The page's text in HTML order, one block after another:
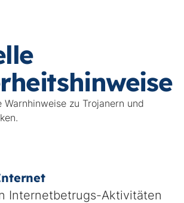
Warnhinweise zu Trojanern und
Internetbetrugs-Aktivitäten